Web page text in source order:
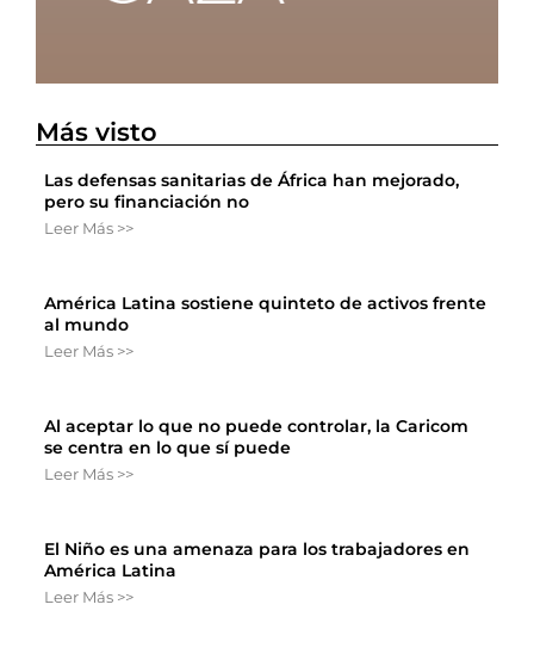
Más visto
Las defensas sanitarias de África han mejorado,
pero su financiación no
Leer Más >>
América Latina sostiene quinteto de activos frente
al mundo
Leer Más >>
Al aceptar lo que no puede controlar, la Caricom
se centra en lo que sí puede
Leer Más >>
El Niño es una amenaza para los trabajadores en
América Latina
Leer Más >>